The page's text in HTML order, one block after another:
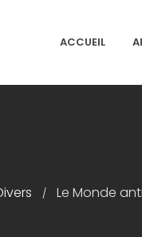
ACCUEIL
/ Le Monde